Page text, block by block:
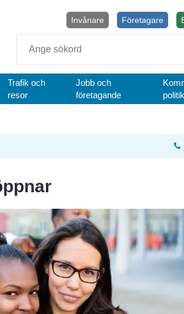
Företagare
Invånare
Trafik och
resor
Jobb och
företagande
politik